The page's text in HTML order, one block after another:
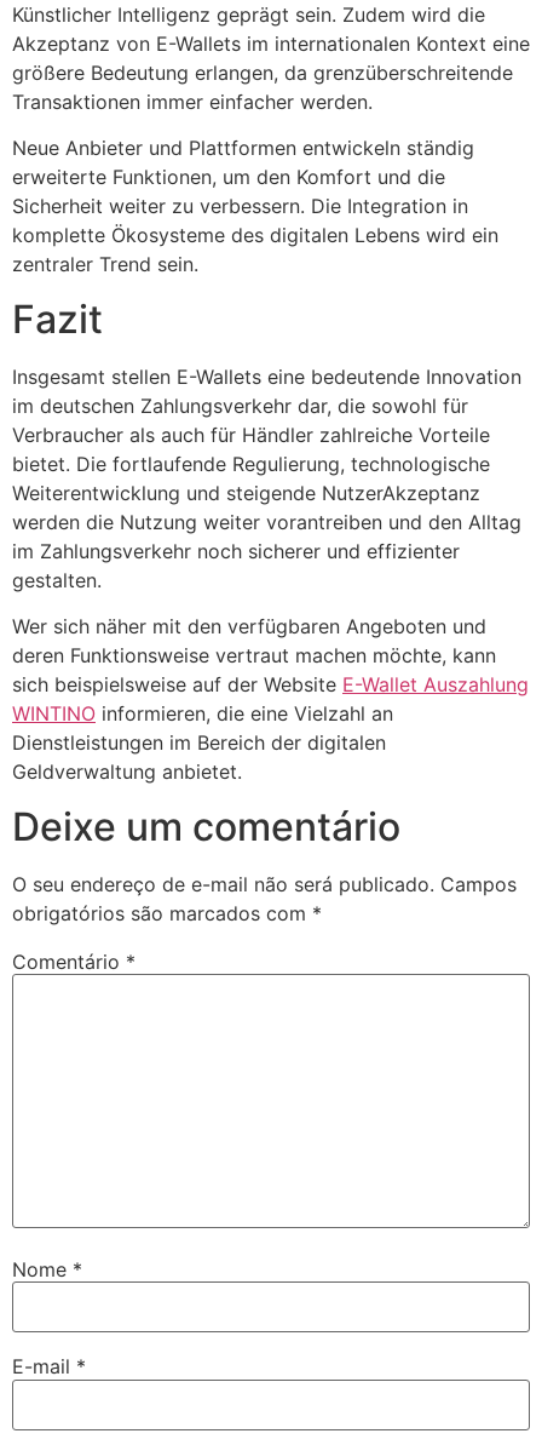
Künstlicher Intelligenz geprägt sein. Zudem wird die
Akzeptanz von E-Wallets im internationalen Kontext eine
größere Bedeutung erlangen, da grenzüberschreitende
Transaktionen immer einfacher werden.
Neue Anbieter und Plattformen entwickeln ständig
erweiterte Funktionen, um den Komfort und die
Sicherheit weiter zu verbessern. Die Integration in
komplette Ökosysteme des digitalen Lebens wird ein
zentraler Trend sein.
Fazit
Insgesamt stellen E-Wallets eine bedeutende Innovation
im deutschen Zahlungsverkehr dar, die sowohl für
Verbraucher als auch für Händler zahlreiche Vorteile
bietet. Die fortlaufende Regulierung, technologische
Weiterentwicklung und steigende NutzerAkzeptanz
werden die Nutzung weiter vorantreiben und den Alltag
im Zahlungsverkehr noch sicherer und effizienter
gestalten.
Wer sich näher mit den verfügbaren Angeboten und
deren Funktionsweise vertraut machen möchte, kann
sich beispielsweise auf der Website E-Wallet Auszahlung
WINTINO informieren, die eine Vielzahl an
Dienstleistungen im Bereich der digitalen
Geldverwaltung anbietet.
Deixe um comentário
O seu endereço de e-mail não será publicado. Campos
obrigatórios são marcados com *
Comentário *
Nome *
E-mail *